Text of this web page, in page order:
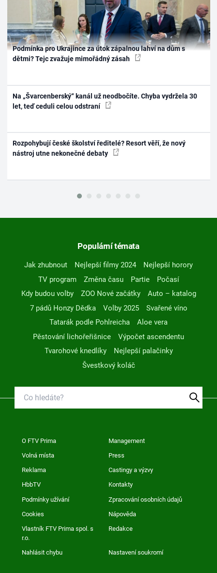
Podmínka pro Ukrajince za útok zápalnou lahví na dům s
dětmi? Tejc zvažuje mimořádný zásah
Na „Švarcenberský“ kanál už neodbočíte. Chyba vydržela 30
let, teď ceduli celou odstraní
Rozpohybují české školství ředitelé? Resort věří, že nový
nástroj utne nekonečné debaty
Populární témata
Jak zhubnout Nejlepší filmy 2024
Nejlepší horory
TV program
Změna času Partie
Počasí
Kdy budou volby
ZOO Nové začátky
Auto – katalog
7 pádů Honzy Dědka
Volby 2025
Svařené víno
Tatarák podle Pohlreicha
Aloe vera
Pěstování lichořeřišnice
Výpočet ascendentu
Tvarohové knedlíky
Nejlepší palačinky
Švestkový koláč
O FTV Prima Management
Volná místa Press
Reklama Castingy a výzvy
HbbTV Kontakty
Podmínky užívání Zpracování osobních údajů
Cookies Nápověda
Vlastník FTV Prima spol. s
r.o.
Redakce
Nahlásit chybu Nastavení soukromí